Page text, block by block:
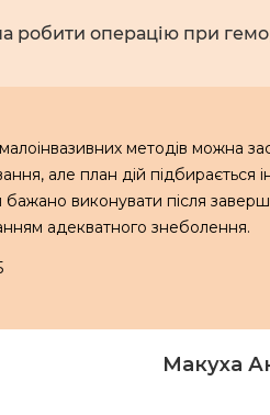
робити операцію при
малоінвазивних методів можна
але план дій підбирається
виконувати після
адекватного знеболення.
Макуха